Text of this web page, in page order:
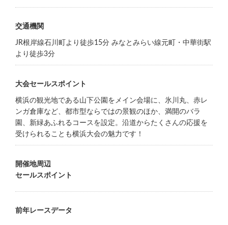
交通機関
JR根岸線石川町より徒歩15分 みなとみらい線元町・中華街駅
より徒歩3分
大会セールスポイント
横浜の観光地である山下公園をメイン会場に、氷川丸、赤レ
ンガ倉庫など、都市型ならではの景観のほか、満開のバラ
園、新緑あふれるコースを設定。沿道からたくさんの応援を
受けられることも横浜大会の魅力です！
開催地周辺
セールスポイント
前年レースデータ